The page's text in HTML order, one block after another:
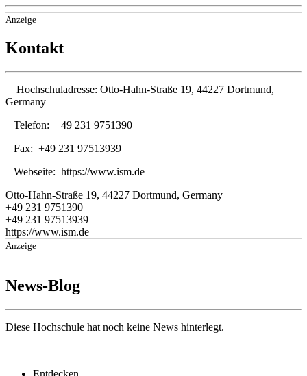
Anzeige
Kontakt
Hochschuladresse: Otto-Hahn-Straße 19, 44227 Dortmund,
Germany
Telefon: +49 231 9751390
Fax: +49 231 97513939
Webseite: https://www.ism.de
Otto-Hahn-Straße 19, 44227 Dortmund, Germany
+49 231 9751390
+49 231 97513939
https://www.ism.de
Anzeige
News-Blog
Diese Hochschule hat noch keine News hinterlegt.